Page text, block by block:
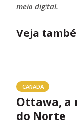
meio digital.
Veja
CANADA
Ottawa, a
do Norte